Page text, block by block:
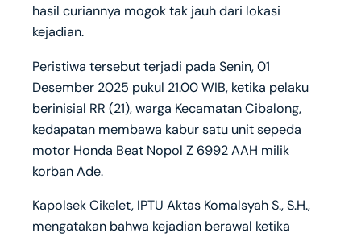
hasil curiannya mogok tak jauh dari lokasi
kejadian.
Peristiwa tersebut terjadi pada Senin, 01
Desember 2025 pukul 21.00 WIB, ketika pelaku
berinisial RR (21), warga Kecamatan Cibalong,
kedapatan membawa kabur satu unit sepeda
motor Honda Beat Nopol Z 6992 AAH milik
korban Ade.
Kapolsek Cikelet, IPTU Aktas Komalsyah S., S.H.,
mengatakan bahwa kejadian berawal ketika